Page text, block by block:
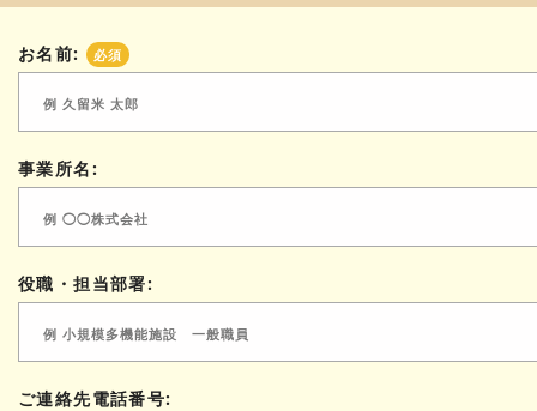
お名前: 必須
事業所名:
役職・担当部署:
ご連絡先電話番号: